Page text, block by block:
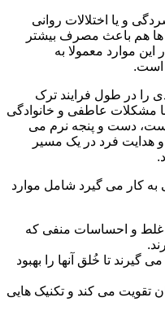
و یا اختلالات روانی
ها هم باعث مصرف بیشتر
این موارد معمولا به
است.
را در طول فرایند ترک
مشکلات عاطفی و خانوادگی
است، دست و پنجه نرم می
هدایت فرد در یک مسیر
کار می گیرد شامل موارد
غلط و احساسات منفی که
تا خُلق آنها را بهبود
تقویت می کند و تکنیک هایی